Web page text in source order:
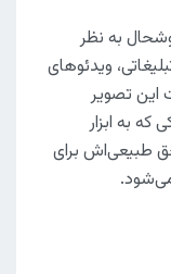
به نظر
ویدئوهای
این تصویر
به ابزار
طبیعی‌اش برای
می‌شود.